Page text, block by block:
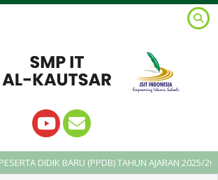
DIDIK BARU (PPDB) TAHUN AJARAN 2025/2026